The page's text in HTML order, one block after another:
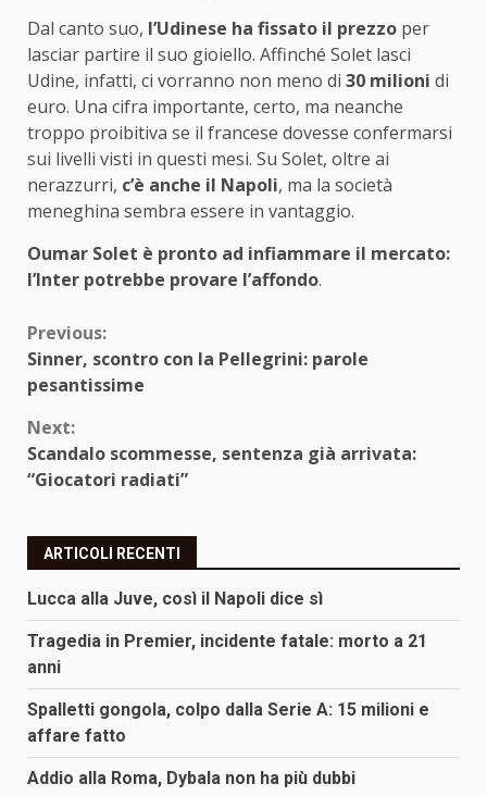
Dal canto suo, l’Udinese ha fissato il prezzo per
lasciar partire il suo gioiello. Affinché Solet lasci
Udine, infatti, ci vorranno non meno di 30 milioni di
euro. Una cifra importante, certo, ma neanche
troppo proibitiva se il francese dovesse confermarsi
sui livelli visti in questi mesi. Su Solet, oltre ai
nerazzurri, c’è anche il Napoli, ma la società
meneghina sembra essere in vantaggio.
Oumar Solet è pronto ad infiammare il mercato:
l’Inter potrebbe provare l’affondo.
Continue
Reading
Previous:
Sinner, scontro con la Pellegrini: parole
pesantissime
Next:
Scandalo scommesse, sentenza già arrivata:
“Giocatori radiati”
ARTICOLI RECENTI
Lucca alla Juve, così il Napoli dice sì
Tragedia in Premier, incidente fatale: morto a 21
anni
Spalletti gongola, colpo dalla Serie A: 15 milioni e
affare fatto
Addio alla Roma, Dybala non ha più dubbi